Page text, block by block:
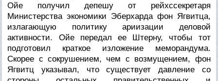
Ойе получил депешу от рейхссекретаря
Министерства экономики Эберхарда фон Ягвитца,
излагающую политику ариизации деловой
активности. Ойе передал ее Штерну, чтобы тот
подготовил краткое изложение меморандума.
Скорее с сокрушением, чем с возмущением, фон
Ягвитц указывал, что существует давление со